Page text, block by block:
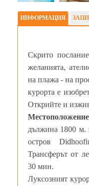
ИНФОРМАЦИЯ
Скрито
желанията,
на плажа - на
курорта е
Открийте и
Местоположение
дължина 1800 м.
остров
Трансферът от
30 мин.
Луксозният